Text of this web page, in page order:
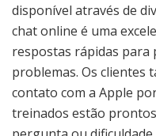
disponível através de
chat online é uma
respostas rápidas
problemas. Os clientes
contato com a Apple
treinados estão